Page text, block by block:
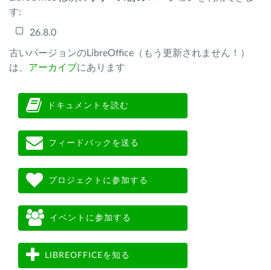
す:
26.8.0
古いバージョンのLibreOffice（もう更新されません！）
は、 アーカイブにあります
ドキュメントを読む
フィードバックを送る
プロジェクトに参加する
イベントに参加する
LIBREOFFICEを知る